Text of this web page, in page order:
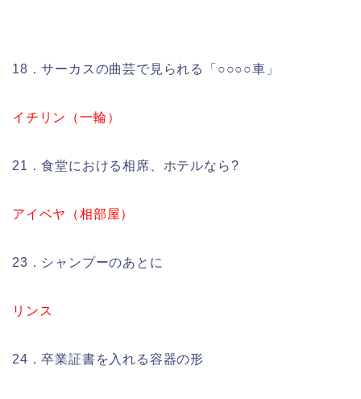
18．サーカスの曲芸で見られる「○○○○車」
イチリン（一輪）
21．食堂における相席、ホテルなら?
アイベヤ（相部屋）
23．シャンプーのあとに
リンス
24．卒業証書を入れる容器の形